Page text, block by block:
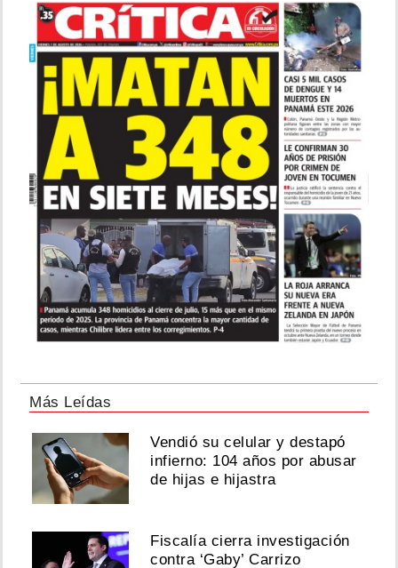
Más Leídas
Vendió su celular y destapó
infierno: 104 años por abusar
de hijas e hijastra
Fiscalía cierra investigación
contra ‘Gaby’ Carrizo